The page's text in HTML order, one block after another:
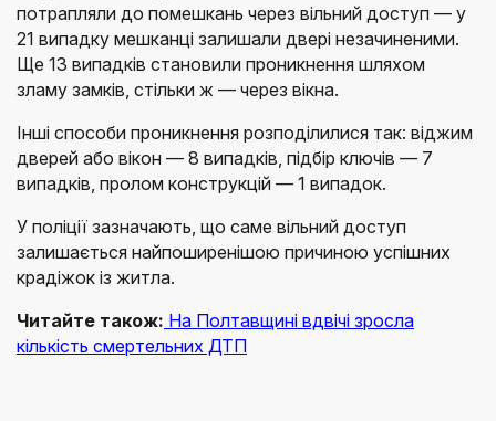
потрапляли до помешкань через вільний доступ — у
21 випадку мешканці залишали двері незачиненими.
Ще 13 випадків становили проникнення шляхом
зламу замків, стільки ж — через вікна.
Інші способи проникнення розподілилися так: віджим
дверей або вікон — 8 випадків, підбір ключів — 7
випадків, пролом конструкцій — 1 випадок.
У поліції зазначають, що саме вільний доступ
залишається найпоширенішою причиною успішних
крадіжок із житла.
Читайте також: На Полтавщині вдвічі зросла
кількість смертельних ДТП